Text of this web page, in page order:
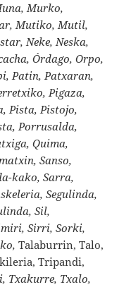
Murko,
Mutiko, Mutil,
Neke, Neska,
Órdago, Orpo,
Patin, Patxaran,
Pigaza,
Pista, Pistojo,
Porrusalda,
Quima,
Sanso,
kako, Sarra,
Segulinda,
Sil,
Sirri, Sorki,
Talaburrin, Talo,
Tripandi,
Txakurre, Txalo,